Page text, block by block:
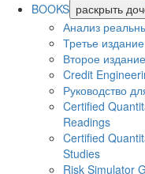
BOOKS раскрыть
Анализ
Третье издание
Второе
Credit
Руководство
Certified
Readings
Certified
Studies
Risk Simulator